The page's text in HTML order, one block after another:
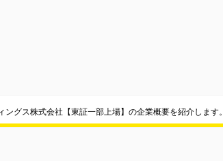
ングス株式会社【東証一部上場】の企業概要を紹介します。